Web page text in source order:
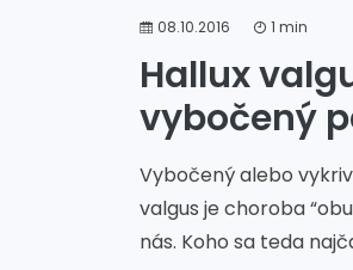
08.10.2016 1 min
Hallux
vybočený
Vybočený alebo
valgus je choroba
nás. Koho sa teda